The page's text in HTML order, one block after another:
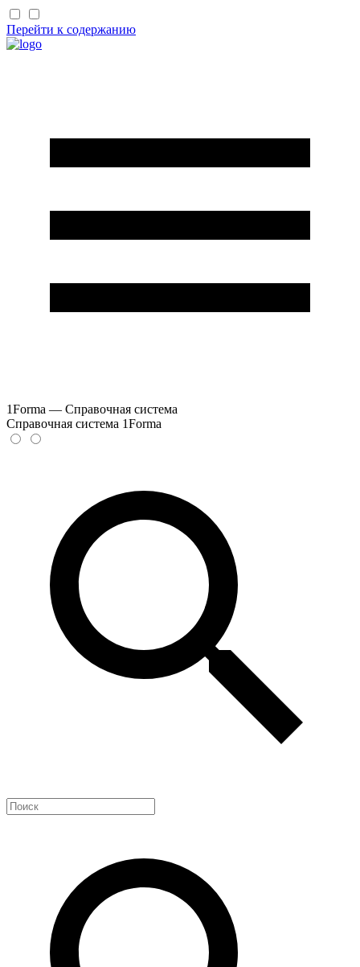
Перейти к содержанию
1Forma — Справочная система
Справочная система 1Forma